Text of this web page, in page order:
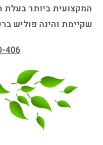
המקצועית ביותר בעלת
שקיימת והינה פוליש
406